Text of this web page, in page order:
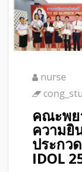
nurse
คณะพย
ความยิ
ประกว
IDOL